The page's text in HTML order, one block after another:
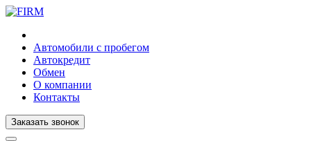
Автомобили с пробегом
Автокредит
Обмен
О компании
Контакты
Заказать звонок